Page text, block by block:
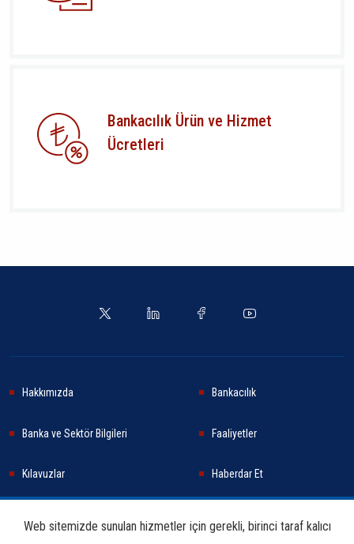
Bankacılık Ürün ve Hizmet
Ücretleri
Hakkımızda Bankacılık
Banka ve Sektör Bilgileri Faaliyetler
Kılavuzlar Haberdar Et
Web sitemizde sunulan hizmetler için gerekli, birinci taraf kalıcı